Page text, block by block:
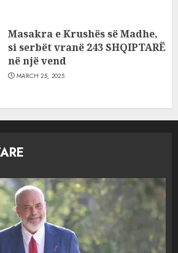
Masakra e Krushës së Madhe,
si serbët vranë 243 SHQIPTARË
në një vend
MARCH 25, 2025